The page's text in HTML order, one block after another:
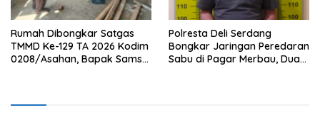
Rumah Dibongkar Satgas
TMMD Ke-129 TA 2026 Kodim
0208/Asahan, Bapak Samsul
Polresta Deli Serdang
Bongkar Jaringan Peredaran
Sabu di Pagar Merbau, Dua